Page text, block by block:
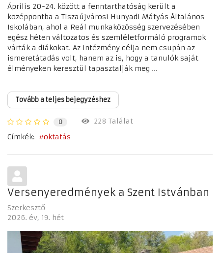
Április 20-24. között a fenntarthatóság került a
középpontba a Tiszaújvárosi Hunyadi Mátyás Általános
Iskolában, ahol a Reál munkaközösség szervezésében
egész héten változatos és szemléletformáló programok
várták a diákokat. Az intézmény célja nem csupán az
ismeretátadás volt, hanem az is, hogy a tanulók saját
élményeken keresztül tapasztalják meg ...
Tovább a teljes bejegyzéshez
0
228 Találat
Címkék:
oktatás
Versenyeredmények a Szent Istvánban
Szerkesztő
2026. év 19. hét